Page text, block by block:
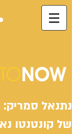
נתנאל סמריק:
של קונטנטו